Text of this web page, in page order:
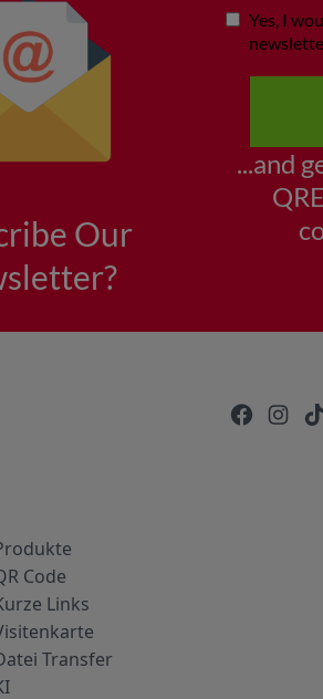
Code
Links
Transfer